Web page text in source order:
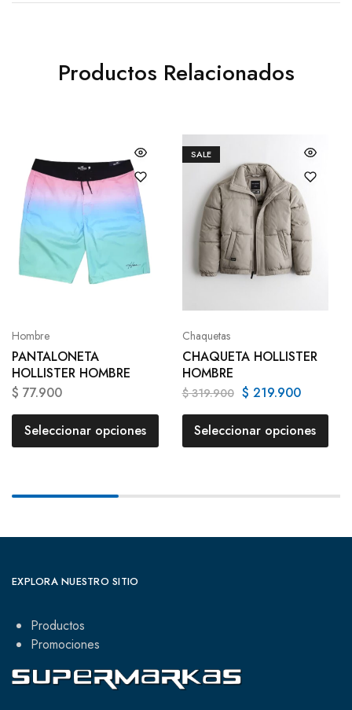
Productos Relacionados
Hombre
PANTALONETA
HOLLISTER HOMBRE
$ 77.900
Seleccionar opciones
SALE
Chaquetas
CHAQUETA HOLLISTER
HOMBRE
$319.900 $ 219.900
Seleccionar opciones
EXPLORA NUESTRO SITIO
Productos
Promociones